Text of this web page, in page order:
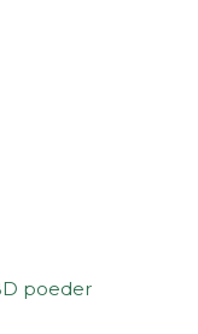
poeder